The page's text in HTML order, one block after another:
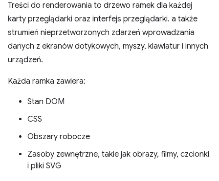
Treści do renderowania to drzewo ramek dla każdej
karty przeglądarki oraz interfejs przeglądarki. a także
strumień nieprzetworzonych zdarzeń wprowadzania
danych z ekranów dotykowych, myszy, klawiatur i innych
urządzeń.
Każda ramka zawiera:
Stan DOM
CSS
Obszary robocze
Zasoby zewnętrzne, takie jak obrazy, filmy, czcionki
i pliki SVG